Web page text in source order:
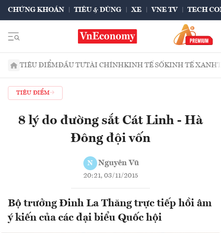
CHỨNG KHOÁN TIÊU & DÙNG XE VNE TV TECH
TIÊU ĐIỂMĐẦU TƯTÀI CHÍNHKINH TẾ SỐKINH TẾ XANH
TIÊU ĐIỂM
8 lý do đường sắt Cát Linh - Hà
Đông đội vốn
N Nguyên Vũ
20:21, 03/11/2015
Bộ trưởng Đinh La Thăng trực tiếp hồi âm
ý kiến của các đại biểu Quốc hội